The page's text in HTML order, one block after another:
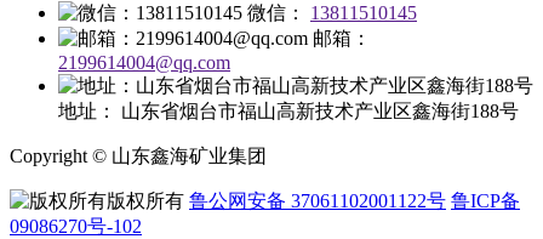
微信：
13811510145
邮箱：
2199614004@qq.com
地址： 山东省烟台市福山高新技术产业区鑫海街188号
Copyright © 山东鑫海矿业集团
版权所有 鲁公网安备 37061102001122号 鲁ICP备
09086270号-102